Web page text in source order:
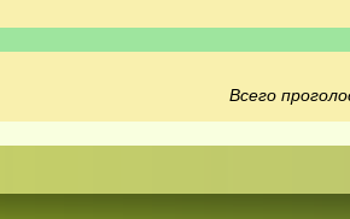
Всего